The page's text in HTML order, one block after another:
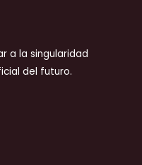
a la singularidad
del futuro.